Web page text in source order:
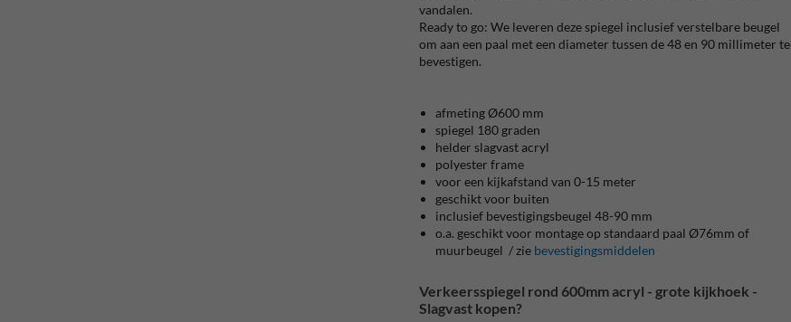
vandalen.
Ready to go: We leveren deze spiegel inclusief verstelbare beugel
om aan een paal met een diameter tussen de 48 en 90 millimeter te
bevestigen.
afmeting Ø600 mm
spiegel 180 graden
helder slagvast acryl
polyester frame
voor een kijkafstand van 0-15 meter
geschikt voor buiten
inclusief bevestigingsbeugel 48-90 mm
o.a. geschikt voor montage op standaard paal Ø76mm of
muurbeugel / zie bevestigingsmiddelen
Verkeersspiegel rond 600mm acryl - grote kijkhoek -
Slagvast kopen?